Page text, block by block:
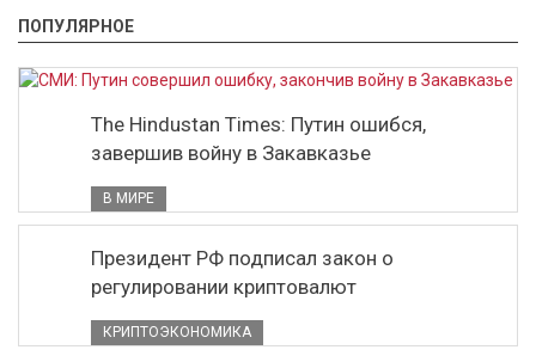
ПОПУЛЯРНОЕ
The Hindustan Times: Путин ошибся,
завершив войну в Закавказье
В МИРЕ
Президент РФ подписал закон о
регулировании криптовалют
КРИПТОЭКОНОМИКА